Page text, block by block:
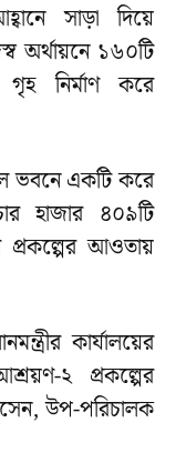
সাড়া দিয়ে
অর্থায়নে ১৬০টি
গৃহ নির্মাণ করে
ভবনে একটি করে
হাজার ৪০৯টি
আওতায়
কার্যালয়ের
২ প্রকল্পের
উপ-পরিচালক